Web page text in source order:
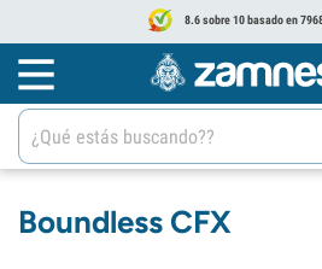
8.6 sobre 10 basado en
Boundless CFX